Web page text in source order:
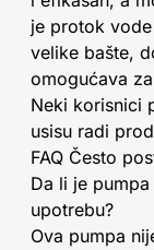
je protok
velike bašte,
omogućava
Neki korisnici
usisu radi
FAQ Često
Da li je
upotrebu?
Ova pumpa